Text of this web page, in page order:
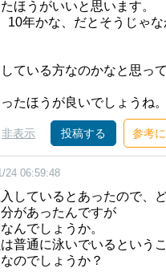
ほうがいいと思います。
10年かな、だとそうじゃな
ている方なのかなと思っ
たほうが良いでしょうね。
非表示 投稿する 参考
24 06:59:48
しているとあったので、
があったんですが
んでしょうか。
普通に泳いでいるというこ
のでしょうか？